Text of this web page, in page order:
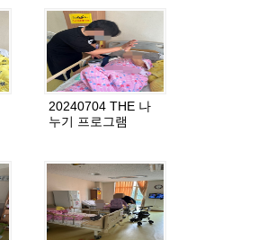
20240704 THE 나
누기 프로그램